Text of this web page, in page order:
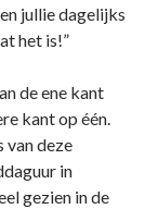
jullie dagelijks
het is!”
de ene kant
kant op één.
van deze
in
gezien in de